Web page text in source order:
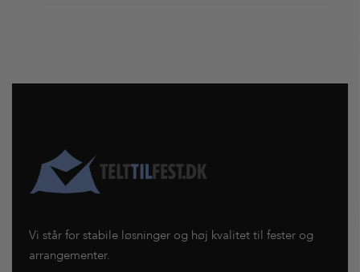
Vi står for stabile løsninger og høj kvalitet til fester og
arrangementer.